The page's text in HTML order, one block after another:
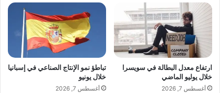
ز
م
ت
ا
ل
د
خ
ض
ر
ء
"
ف
ي
ارتفاع معدل البطالة في سويسرا
خلال يوليو الماضي
أغسطس 7, 2026
تباطؤ نمو الإنتاج الصناعي في إسبانيا
خلال يونيو
أغسطس 7, 2026